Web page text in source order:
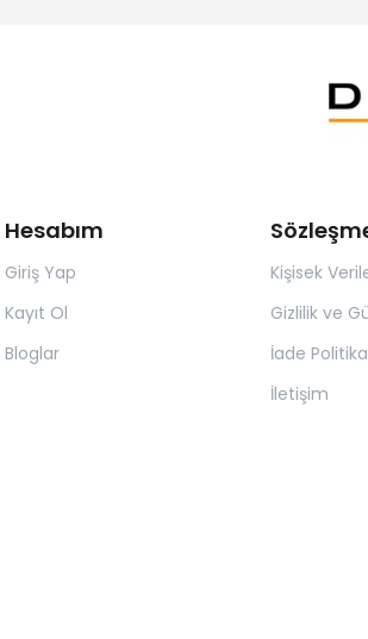
Hesabım
Giriş Yap
Kayıt Ol
Bloglar
Kişisek
Gizlilik ve
İade
İletişim